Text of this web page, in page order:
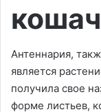
Антеннария,
является
получила свое
форме листьев,